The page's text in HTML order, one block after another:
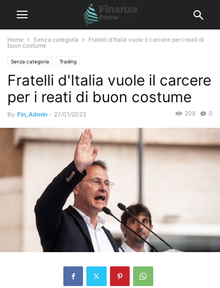
Home Senza categoria
Fratelli d'Italia vuole il carcere per i reati di
buon costume
Senza categoria Trading
Fratelli d'Italia vuole il carcere
per i reati di buon costume
By Fin_Admin - 27/01/2023 0
208